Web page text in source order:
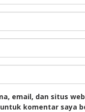
email, dan situs
komentar saya